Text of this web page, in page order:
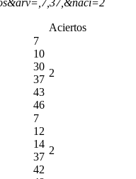
Aciertos
7
10
30
37
43
46
2
7
12
14
37
42
2